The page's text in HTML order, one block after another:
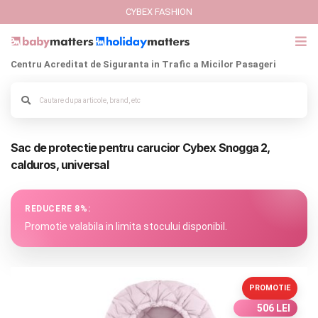
Italbaby Collections
CARUCIOARE COPII
CYBEX FASHION
Centru Acreditat de Siguranta in Trafic a Micilor Pasageri
Sac de protectie pentru carucior Cybex Snogga 2,
calduros, universal
REDUCERE 8%:
Promotie valabila in limita stocului disponibil.
PROMOTIE
506 LEI
Alege culoarea cadrului